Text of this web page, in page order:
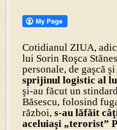
Cotidianul ZIUA,
lui Sorin Roşca
personale, de gaşcă
sprijinul logistic al
şi-au făcut un
Băsescu, folosind
război, s-au lăfăit
aceluiaşi „terorist”